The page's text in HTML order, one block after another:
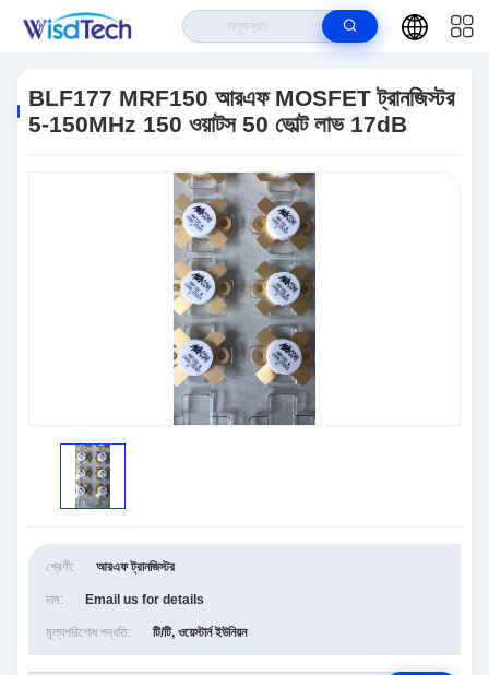
150MHz 150 ওয়াটস 50 ভোল্ট লাভ 17dB
BLF177 MRF150 আরএফ MOSFET ট্রানজিস্টর
5-150MHz 150 ওয়াটস 50 ভোল্ট লাভ 17dB
শ্রেণী: আরএফ ট্রানজিস্টর
দাম: Email us for details
মূল্যপরিশোধ পদ্ধতি: টি/টি, ওয়েস্টার্ন ইউনিয়ন